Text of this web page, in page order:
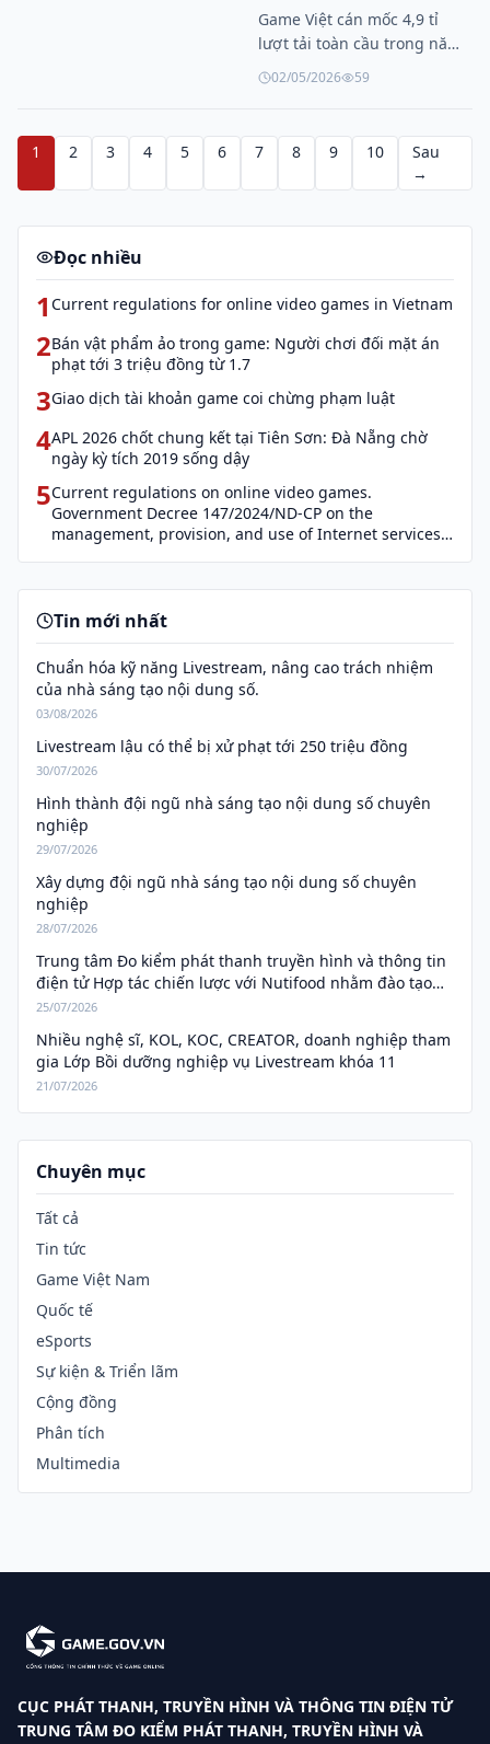
Game Việt cán mốc 4,9 tỉ
lượt tải toàn cầu trong năm
2025
02/05/2026 59
1 2 3 4 5 6 7 8 9 10
Sau
→
Đọc nhiều
1 Current regulations for online video games in Vietnam
2Bán vật phẩm ảo trong game: Người chơi đối mặt án
phạt tới 3 triệu đồng từ 1.7
3Giao dịch tài khoản game coi chừng phạm luật
4APL 2026 chốt chung kết tại Tiên Sơn: Đà Nẵng chờ
ngày kỳ tích 2019 sống dậy
5Current regulations on online video games.
Government Decree 147/2024/ND-CP on the
management, provision, and use of Internet services
Tin mới nhất
Chuẩn hóa kỹ năng Livestream, nâng cao trách nhiệm
của nhà sáng tạo nội dung số.
03/08/2026
Livestream lậu có thể bị xử phạt tới 250 triệu đồng
30/07/2026
Hình thành đội ngũ nhà sáng tạo nội dung số chuyên
nghiệp
29/07/2026
Xây dựng đội ngũ nhà sáng tạo nội dung số chuyên
nghiệp
28/07/2026
Trung tâm Đo kiểm phát thanh truyền hình và thông tin
điện tử Hợp tác chiến lược với Nutifood nhằm đào tạo
nguồn nhân lực truyền thông số.
25/07/2026
Nhiều nghệ sĩ, KOL, KOC, CREATOR, doanh nghiệp tham
gia Lớp Bồi dưỡng nghiệp vụ Livestream khóa 11
21/07/2026
Chuyên mục
Tất cả
Tin tức
Game Việt Nam
Quốc tế
eSports
Sự kiện & Triển lãm
Cộng đồng
Phân tích
Multimedia
CỤC PHÁT THANH, TRUYỀN HÌNH VÀ THÔNG TIN ĐIỆN TỬ
TRUNG TÂM ĐO KIỂM PHÁT THANH, TRUYỀN HÌNH VÀ